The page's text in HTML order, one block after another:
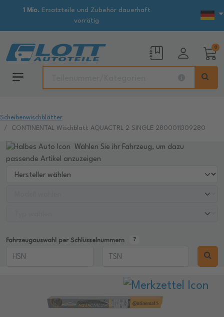
1 Mio.Ersatzteile und Zubehör dauerhaft
vorrätig
0
Scheibenwischblätter
CONTINENTAL Wischblatt AQUACTRL 2 SINGLE 2800011309280
Wählen Sie ihr Fahrzeug, um dazu
passende Artikel anzuzeigen
Fahrzeugauswahl per Schlüsselnummern